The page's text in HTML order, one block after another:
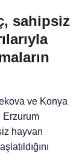
sahipsiz
ve Konya
Erzurum
hayvan